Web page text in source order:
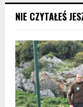
NIE CZYTAŁEŚ